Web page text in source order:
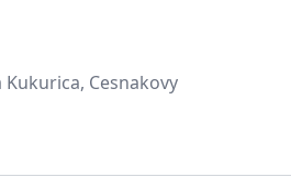
Kukurica, Cesnakovy